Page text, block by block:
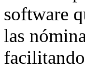
software
las